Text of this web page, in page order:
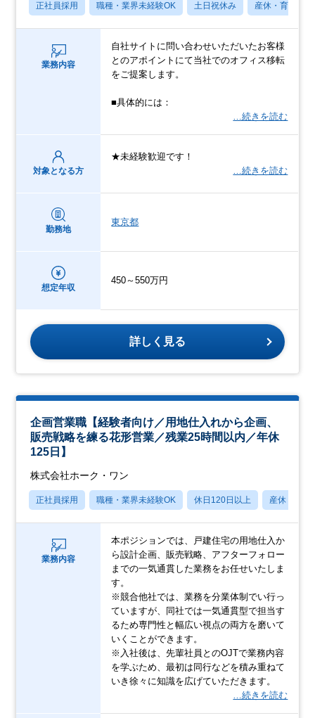
正社員採用 職種・業界未経験OK 土日祝休み 産休・育休あり
業務内容
自社サイトに問い合わせいただいたお客様
とのアポイントにて当社でのオフィス移転
をご提案します。
■具体的には：
…続きを読む
対象となる方
★未経験歓迎です！
…続きを読む
勤務地
東京都
想定年収
450～550万円
詳しく見る
企画営業職【経験者向け／用地仕入れから企画、
販売戦略を練る花形営業／残業25時間以内／年休
125日】
株式会社ホーク・ワン
正社員採用 職種・業界未経験OK 休日120日以上 産休・育休
業務内容
本ポジションでは、戸建住宅の用地仕入か
ら設計企画、販売戦略、アフターフォロー
までの一気通貫した業務をお任せいたしま
す。
※競合他社では、業務を分業体制でい行っ
ていますが、同社では一気通貫型で担当す
るため専門性と幅広い視点の両方を磨いて
いくことができます。
※入社後は、先輩社員とのOJTで業務内容
を学ぶため、最初は同行などを積み重ねて
いき徐々に知識を広げていただきます。
…続きを読む